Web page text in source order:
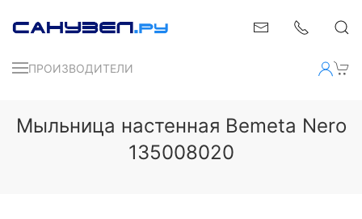
ПРОИЗВОДИТЕЛИ
Мыльница настенная Bemeta Nero
135008020